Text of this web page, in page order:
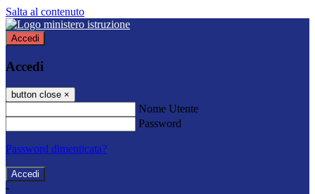
Salta al contenuto
Accedi
Accedi
button close ×
Nome Utente
Password
Password dimenticata?
-